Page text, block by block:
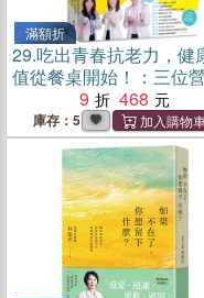
滿額折
29.吃出青春抗老力，健
值從餐桌開始！：三位
專家的科學抗老新提案，
官導向×系統拆解×實作
譜，教你從餐桌累積健
本，延續青春活力！
9 468
庫存：5